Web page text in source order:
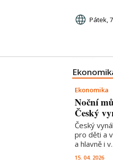
Pátek,
Ekonomika
Noční
Český
Český
pro děti a
a hlavně i
15. 04. 2026